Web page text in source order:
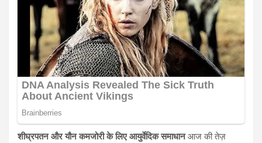
शीघ्रपतन और यौन कमजोरी के लिए आयुर्वेदिक समाधानआज की तेज़